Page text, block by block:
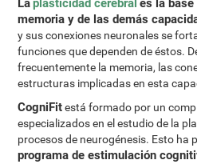
Laplasticidad cerebral es la
memoria y de las demás
y sus conexiones neuronales se
funciones que dependen de éstos.
frecuentemente la memoria, las
estructuras implicadas en esta
CogniFitestá formado por un
especializados en el estudio de la
procesos de neurogénesis. Esto ha
programa de estimulación